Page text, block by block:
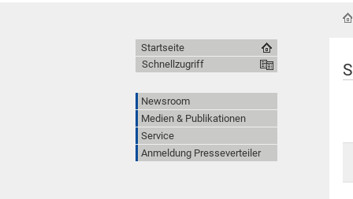
Startseite
Schnellzugriff
Newsroom
Medien & Publikationen
Service
Anmeldung Presseverteiler